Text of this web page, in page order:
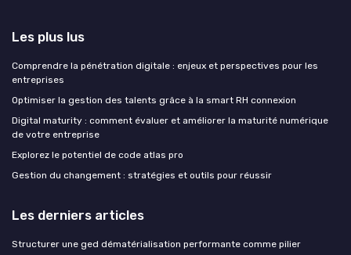
Les plus lus
Comprendre la pénétration digitale : enjeux et perspectives pour les
entreprises
Optimiser la gestion des talents grâce à la smart RH connexion
Digital maturity : comment évaluer et améliorer la maturité numérique
de votre entreprise
Explorez le potentiel de code atlas pro
Gestion du changement : stratégies et outils pour réussir
Les derniers articles
Structurer une ged dématérialisation performante comme pilier